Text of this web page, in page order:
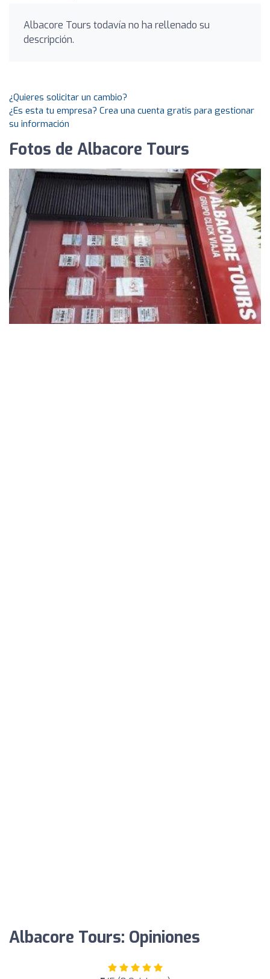
Albacore Tours todavía no ha rellenado su
descripción.
¿Quieres solicitar un cambio?
¿Es esta tu empresa? Crea una cuenta gratis para gestionar
su información
Fotos de Albacore Tours
Albacore Tours: Opiniones